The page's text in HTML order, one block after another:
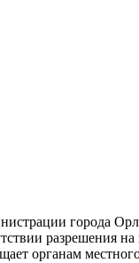
города
разрешения
органам